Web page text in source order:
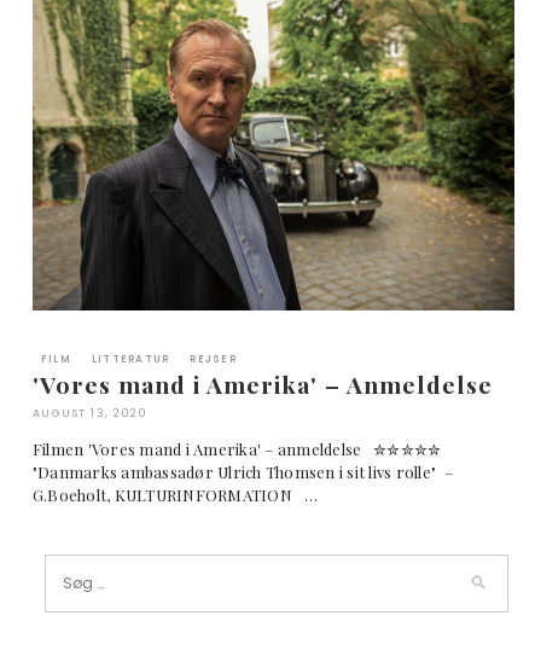
FILM LITTERATUR REJSER
'Vores mand i Amerika' – Anmeldelse
AUGUST 13, 2020
Filmen 'Vores mand i Amerika' – anmeldelse ✮✮✮✮✮
"Danmarks ambassadør Ulrich Thomsen i sit livs rolle" –
G.Boeholt, KULTURINFORMATION …